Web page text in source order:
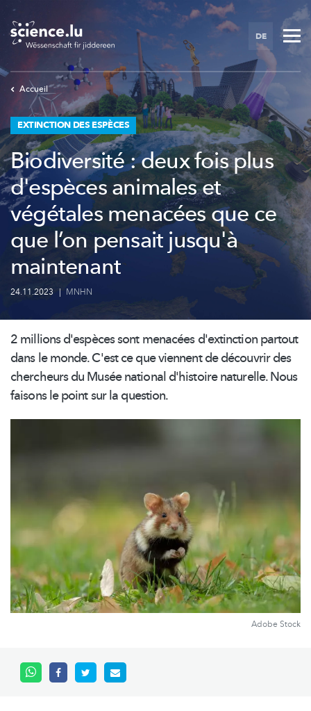
Skip
main
content
DE
Accueil
EXTINCTION DES ESPÈCES
Biodiversité : deux fois plus
d'espèces animales et
végétales menacées que ce
que l’on pensait jusqu'à
maintenant
24.11.2023 | MNHN
2 millions d'espèces sont menacées d'extinction partout
dans le monde. C'est ce que viennent de découvrir des
chercheurs du Musée national d'histoire naturelle. Nous
faisons le point sur la question.
Adobe Stock